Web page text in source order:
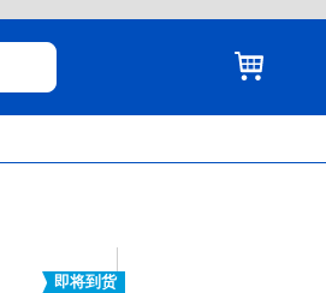
即将到货